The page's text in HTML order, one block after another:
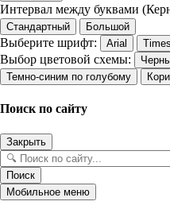
Интервал между буквами
Стандартный
Большой
Выберите шрифт: Arial
Выбор цветовой схемы:
Темно-синим по голубому
Поиск по сайту
Закрыть
Поиск
Мобильное меню